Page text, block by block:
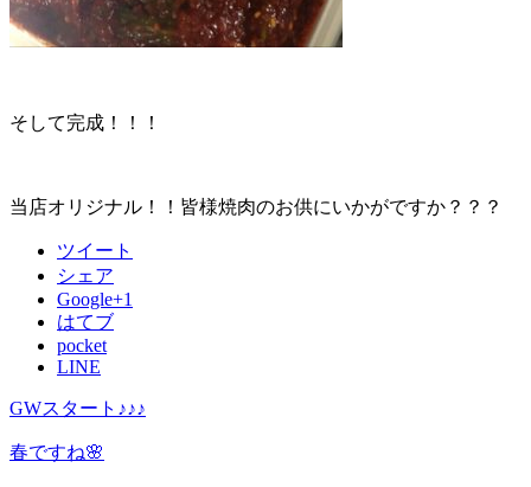
そして完成！！！
当店オリジナル！！皆様焼肉のお供にいかがですか？？？
ツイート
シェア
Google+1
はてブ
pocket
LINE
GWスタート♪♪♪
春ですね🌸